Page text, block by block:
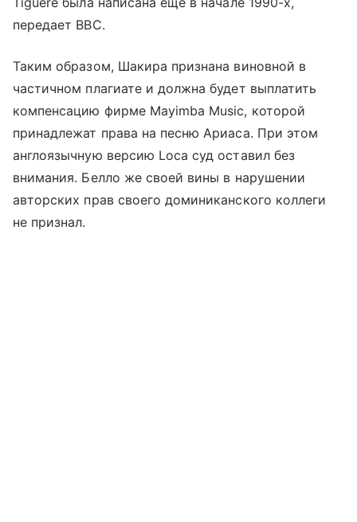
передает ВВС.
Таким образом, Шакира признана виновной в
частичном плагиате и должна будет выплатить
компенсацию фирме Mayimba Music, которой
принадлежат права на песню Ариаса. При этом
англоязычную версию Loca суд оставил без
внимания. Белло же своей вины в нарушении
авторских прав своего доминиканского коллеги
не признал.